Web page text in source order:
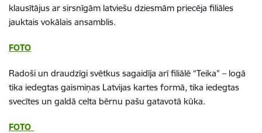
klausītājus ar sirsnīgām latviešu dziesmām priecēja filiāles
jauktais vokālais ansamblis.
FOTO
Radoši un draudzīgi svētkus sagaidīja arī filiālē “Teika” – logā
tika iedegtas gaismiņas Latvijas kartes formā, tika iedegtas
svecītes un galdā celta bērnu pašu gatavotā kūka.
FOTO